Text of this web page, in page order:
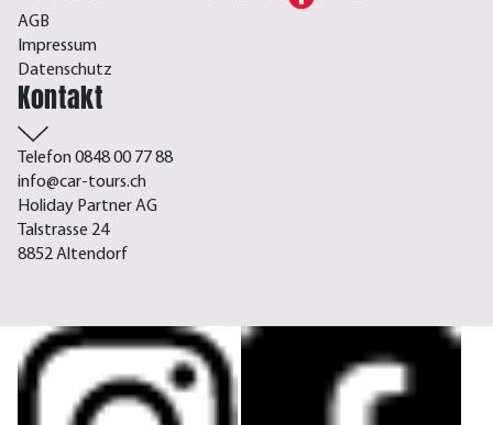
AGB
Impressum
Datenschutz
Kontakt
Telefon 0848 00 77 88
info@car-tours.ch
Holiday Partner AG
Talstrasse 24
8852 Altendorf